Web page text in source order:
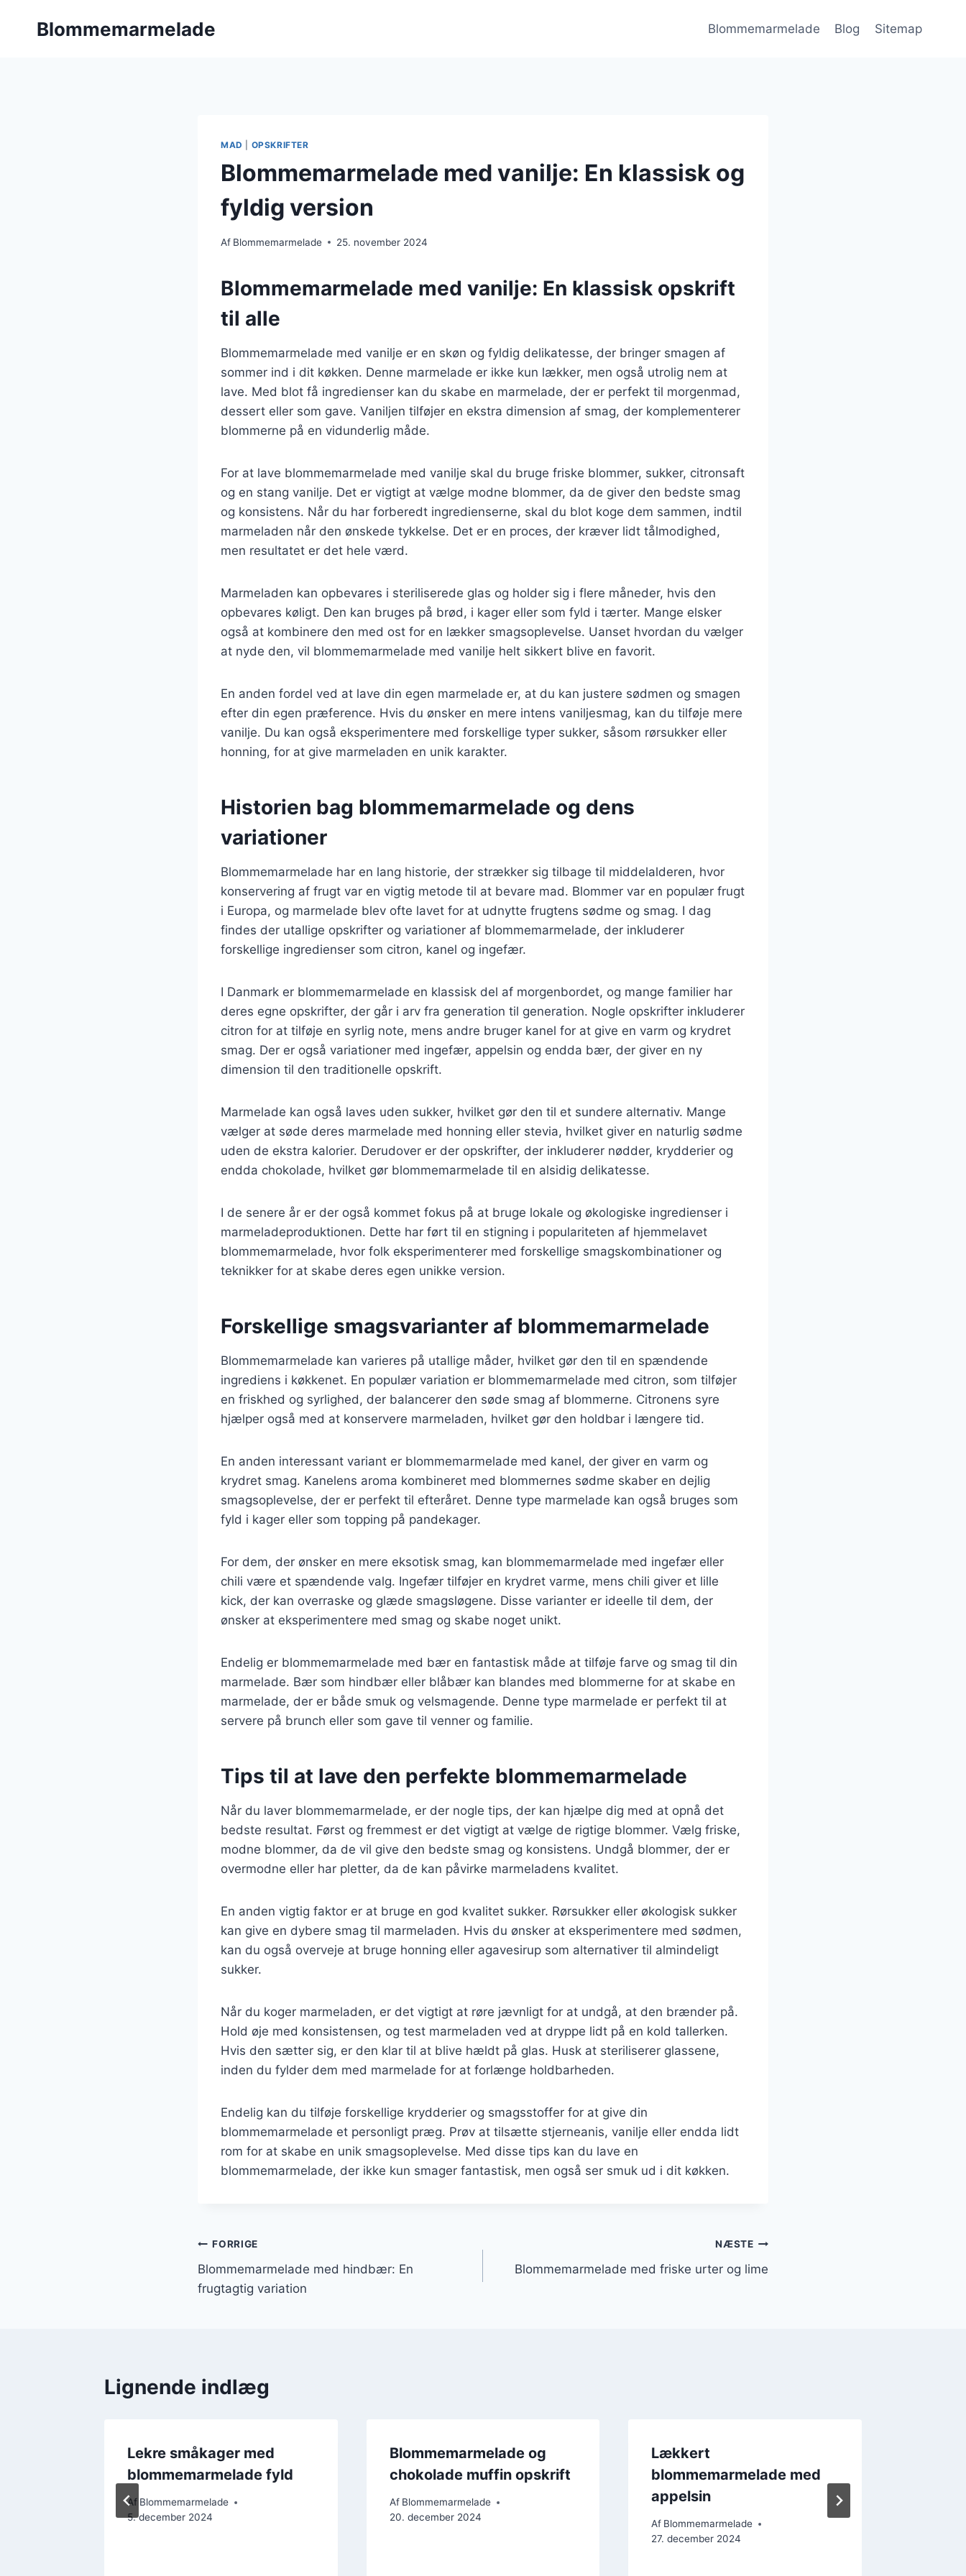
Blommemarmelade Blommemarmelade Blog Sitemap
MAD OPSKRIFTER
Blommemarmelade med vanilje: En klassisk og
fyldig version
Af Blommemarmelade 25. november 2024
Blommemarmelade med vanilje: En klassisk opskrift
til alle
Blommemarmelade med vanilje er en skøn og fyldig delikatesse, der bringer smagen af
sommer ind i dit køkken. Denne marmelade er ikke kun lækker, men også utrolig nem at
lave. Med blot få ingredienser kan du skabe en marmelade, der er perfekt til morgenmad,
dessert eller som gave. Vaniljen tilføjer en ekstra dimension af smag, der komplementerer
blommerne på en vidunderlig måde.
For at lave blommemarmelade med vanilje skal du bruge friske blommer, sukker, citronsaft
og en stang vanilje. Det er vigtigt at vælge modne blommer, da de giver den bedste smag
og konsistens. Når du har forberedt ingredienserne, skal du blot koge dem sammen, indtil
marmeladen når den ønskede tykkelse. Det er en proces, der kræver lidt tålmodighed,
men resultatet er det hele værd.
Marmeladen kan opbevares i steriliserede glas og holder sig i flere måneder, hvis den
opbevares køligt. Den kan bruges på brød, i kager eller som fyld i tærter. Mange elsker
også at kombinere den med ost for en lækker smagsoplevelse. Uanset hvordan du vælger
at nyde den, vil blommemarmelade med vanilje helt sikkert blive en favorit.
En anden fordel ved at lave din egen marmelade er, at du kan justere sødmen og smagen
efter din egen præference. Hvis du ønsker en mere intens vaniljesmag, kan du tilføje mere
vanilje. Du kan også eksperimentere med forskellige typer sukker, såsom rørsukker eller
honning, for at give marmeladen en unik karakter.
Historien bag blommemarmelade og dens
variationer
Blommemarmelade har en lang historie, der strækker sig tilbage til middelalderen, hvor
konservering af frugt var en vigtig metode til at bevare mad. Blommer var en populær frugt
i Europa, og marmelade blev ofte lavet for at udnytte frugtens sødme og smag. I dag
findes der utallige opskrifter og variationer af blommemarmelade, der inkluderer
forskellige ingredienser som citron, kanel og ingefær.
I Danmark er blommemarmelade en klassisk del af morgenbordet, og mange familier har
deres egne opskrifter, der går i arv fra generation til generation. Nogle opskrifter inkluderer
citron for at tilføje en syrlig note, mens andre bruger kanel for at give en varm og krydret
smag. Der er også variationer med ingefær, appelsin og endda bær, der giver en ny
dimension til den traditionelle opskrift.
Marmelade kan også laves uden sukker, hvilket gør den til et sundere alternativ. Mange
vælger at søde deres marmelade med honning eller stevia, hvilket giver en naturlig sødme
uden de ekstra kalorier. Derudover er der opskrifter, der inkluderer nødder, krydderier og
endda chokolade, hvilket gør blommemarmelade til en alsidig delikatesse.
I de senere år er der også kommet fokus på at bruge lokale og økologiske ingredienser i
marmeladeproduktionen. Dette har ført til en stigning i populariteten af hjemmelavet
blommemarmelade, hvor folk eksperimenterer med forskellige smagskombinationer og
teknikker for at skabe deres egen unikke version.
Forskellige smagsvarianter af blommemarmelade
Blommemarmelade kan varieres på utallige måder, hvilket gør den til en spændende
ingrediens i køkkenet. En populær variation er blommemarmelade med citron, som tilføjer
en friskhed og syrlighed, der balancerer den søde smag af blommerne. Citronens syre
hjælper også med at konservere marmeladen, hvilket gør den holdbar i længere tid.
En anden interessant variant er blommemarmelade med kanel, der giver en varm og
krydret smag. Kanelens aroma kombineret med blommernes sødme skaber en dejlig
smagsoplevelse, der er perfekt til efteråret. Denne type marmelade kan også bruges som
fyld i kager eller som topping på pandekager.
For dem, der ønsker en mere eksotisk smag, kan blommemarmelade med ingefær eller
chili være et spændende valg. Ingefær tilføjer en krydret varme, mens chili giver et lille
kick, der kan overraske og glæde smagsløgene. Disse varianter er ideelle til dem, der
ønsker at eksperimentere med smag og skabe noget unikt.
Endelig er blommemarmelade med bær en fantastisk måde at tilføje farve og smag til din
marmelade. Bær som hindbær eller blåbær kan blandes med blommerne for at skabe en
marmelade, der er både smuk og velsmagende. Denne type marmelade er perfekt til at
servere på brunch eller som gave til venner og familie.
Tips til at lave den perfekte blommemarmelade
Når du laver blommemarmelade, er der nogle tips, der kan hjælpe dig med at opnå det
bedste resultat. Først og fremmest er det vigtigt at vælge de rigtige blommer. Vælg friske,
modne blommer, da de vil give den bedste smag og konsistens. Undgå blommer, der er
overmodne eller har pletter, da de kan påvirke marmeladens kvalitet.
En anden vigtig faktor er at bruge en god kvalitet sukker. Rørsukker eller økologisk sukker
kan give en dybere smag til marmeladen. Hvis du ønsker at eksperimentere med sødmen,
kan du også overveje at bruge honning eller agavesirup som alternativer til almindeligt
sukker.
Når du koger marmeladen, er det vigtigt at røre jævnligt for at undgå, at den brænder på.
Hold øje med konsistensen, og test marmeladen ved at dryppe lidt på en kold tallerken.
Hvis den sætter sig, er den klar til at blive hældt på glas. Husk at steriliserer glassene,
inden du fylder dem med marmelade for at forlænge holdbarheden.
Endelig kan du tilføje forskellige krydderier og smagsstoffer for at give din
blommemarmelade et personligt præg. Prøv at tilsætte stjerneanis, vanilje eller endda lidt
rom for at skabe en unik smagsoplevelse. Med disse tips kan du lave en
blommemarmelade, der ikke kun smager fantastisk, men også ser smuk ud i dit køkken.
Indlægsnavigation
FORRIGE
Blommemarmelade med hindbær: En
frugtagtig variation
NÆSTE
Blommemarmelade med friske urter og lime
Lignende indlæg
Lekre småkager med
blommemarmelade fyld
Af Blommemarmelade
5. december 2024
Blommemarmelade og
chokolade muffin opskrift
Af Blommemarmelade
20. december 2024
Lækkert
blommemarmelade med
appelsin
Af Blommemarmelade
27. december 2024